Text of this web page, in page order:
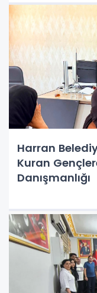
Harran
Kuran
Danışmanlığı